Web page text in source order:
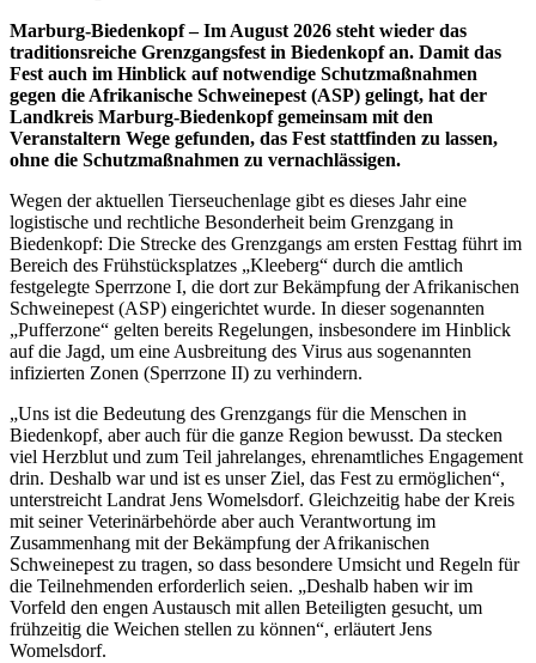
Marburg-Biedenkopf – Im August 2026 steht wieder das
traditionsreiche Grenzgangsfest in Biedenkopf an. Damit das
Fest auch im Hinblick auf notwendige Schutzmaßnahmen
gegen die Afrikanische Schweinepest (ASP) gelingt, hat der
Landkreis Marburg-Biedenkopf gemeinsam mit den
Veranstaltern Wege gefunden, das Fest stattfinden zu lassen,
ohne die Schutzmaßnahmen zu vernachlässigen.
Wegen der aktuellen Tierseuchenlage gibt es dieses Jahr eine
logistische und rechtliche Besonderheit beim Grenzgang in
Biedenkopf: Die Strecke des Grenzgangs am ersten Festtag führt im
Bereich des Frühstücksplatzes „Kleeberg“ durch die amtlich
festgelegte Sperrzone I, die dort zur Bekämpfung der Afrikanischen
Schweinepest (ASP) eingerichtet wurde. In dieser sogenannten
„Pufferzone“ gelten bereits Regelungen, insbesondere im Hinblick
auf die Jagd, um eine Ausbreitung des Virus aus sogenannten
infizierten Zonen (Sperrzone II) zu verhindern.
„Uns ist die Bedeutung des Grenzgangs für die Menschen in
Biedenkopf, aber auch für die ganze Region bewusst. Da stecken
viel Herzblut und zum Teil jahrelanges, ehrenamtliches Engagement
drin. Deshalb war und ist es unser Ziel, das Fest zu ermöglichen“,
unterstreicht Landrat Jens Womelsdorf. Gleichzeitig habe der Kreis
mit seiner Veterinärbehörde aber auch Verantwortung im
Zusammenhang mit der Bekämpfung der Afrikanischen
Schweinepest zu tragen, so dass besondere Umsicht und Regeln für
die Teilnehmenden erforderlich seien. „Deshalb haben wir im
Vorfeld den engen Austausch mit allen Beteiligten gesucht, um
frühzeitig die Weichen stellen zu können“, erläutert Jens
Womelsdorf.